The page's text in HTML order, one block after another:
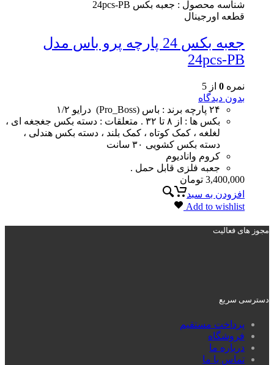
شناسه محصول : جعبه بکس 24pcs-PB
قطعه اورجینال
جعبه بکس 24 پارچه پرو باس مدل
24pcs-PB
نمره 0 از 5
بدون دیدگاه
۲۴ پارچه برند : باس (Pro_Boss) درایو ۱/۲
بکس ها : از ۸ تا ۳۲ . متعلقات : دسته بکس جغجغه ای ،
لغلغه ، کمک کوتاه ، کمک بلند ، دسته بکس هندلی ،
دسته بکس کشویی ۳۰ سانت
کروم وانادیوم
جعبه فلزی قابل حمل .
3,400,000 تومان
افزودن به سبد
Add to wishlist
مجوز های فعالیت
دسترسی سریع
پرداخت مستقیم
فروشگاه
درباره ما
تماس با ما